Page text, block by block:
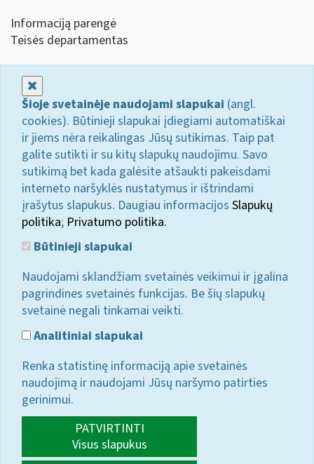
Informaciją parengė
Teisės departamentas
Šioje svetainėje naudojami slapukai (angl.
cookies). Būtinieji slapukai įdiegiami automatiškai
ir jiems nėra reikalingas Jūsų sutikimas. Taip pat
galite sutikti ir su kitų slapukų naudojimu. Savo
sutikimą bet kada galėsite atšaukti pakeisdami
interneto naršyklės nustatymus ir ištrindami
įrašytus slapukus. Daugiau informacijos Slapukų
politika; Privatumo politika.
Būtinieji slapukai
Naudojami sklandžiam svetainės veikimui ir įgalina
pagrindines svetainės funkcijas. Be šių slapukų
svetainė negali tinkamai veikti.
Analitiniai slapukai
Renka statistinę informaciją apie svetainės
naudojimą ir naudojami Jūsų naršymo patirties
gerinimui.
PATVIRTINTI
Visus slapukus